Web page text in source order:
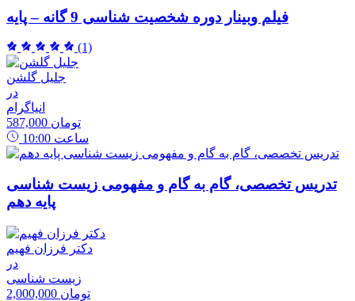
فیلم وبینار دوره شخصیت شناسی 9 گانه – پایه
(1)
جلیل گلشن
در
انیاگرام
587,000 تومان
10:00 ساعت
تدریس تخصصی، گام به گام و مفهومی زیست شناسی
پایه دهم
دکتر فرزان فهیم
در
زیست شناسی
2,000,000 تومان